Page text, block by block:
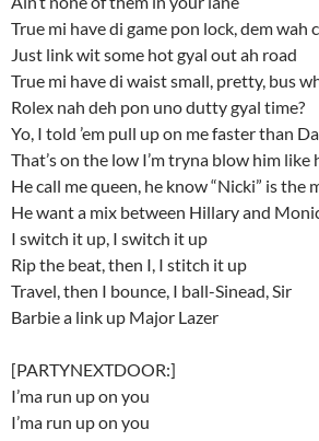
True mi have di game pon lock, dem wah
Just link wit some hot gyal out ah road
True mi have di waist small, pretty, bus
Rolex nah deh pon uno dutty gyal time?
Yo, I told ’em pull up on me faster than
That’s on the low I’m tryna blow him like
He call me queen, he know “Nicki” is the
He want a mix between Hillary and
I switch it up, I switch it up
Rip the beat, then I, I stitch it up
Travel, then I bounce, I ball-Sinead, Sir
Barbie a link up Major Lazer
[PARTYNEXTDOOR:]
I’ma run up on you
I’ma run up on you